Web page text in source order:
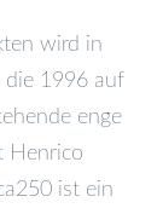
wird in
die 1996 auf
enge
Henrico
ist ein